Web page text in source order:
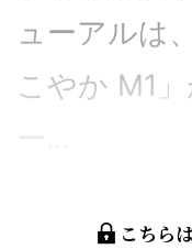
ューアルは
こやか M1
こちら